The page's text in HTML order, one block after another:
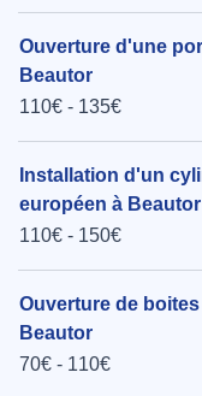
Ouverture d'une
Beautor
110€ - 135€
Installation d'un
européen à Beautor
110€ - 150€
Ouverture de
Beautor
70€ - 110€